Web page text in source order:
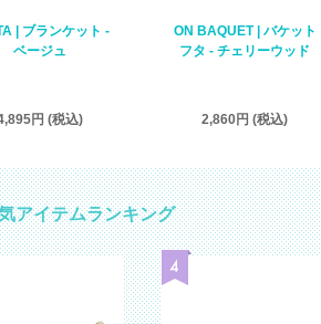
| ブランケット -
ベージュ
円 (税込)
ON BAQUET | バケット
フタ - チェリーウッド
2,860円 (税込)
アイテムランキング